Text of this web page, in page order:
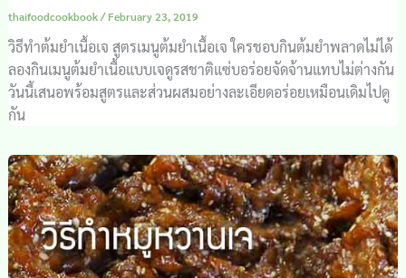
thaifoodcookbook/February 23, 2019
วิธีทำต้มยำเนื้อเจ สูตรเมนูต้มยำเนื้อเจ ใครชอบกินต้มยำพลาดไม่ได้
ลองกินเมนูต้มยำเนื้อแบบเจดูรสชาติแซ่บอร่อยจัดจ้านแทบไม่ต่างกัน
วันนี้เสนอพร้อมสูตรและส่วนผสมอย่างละเอียดอร่อยเหมือนเดิมไปดู
กัน